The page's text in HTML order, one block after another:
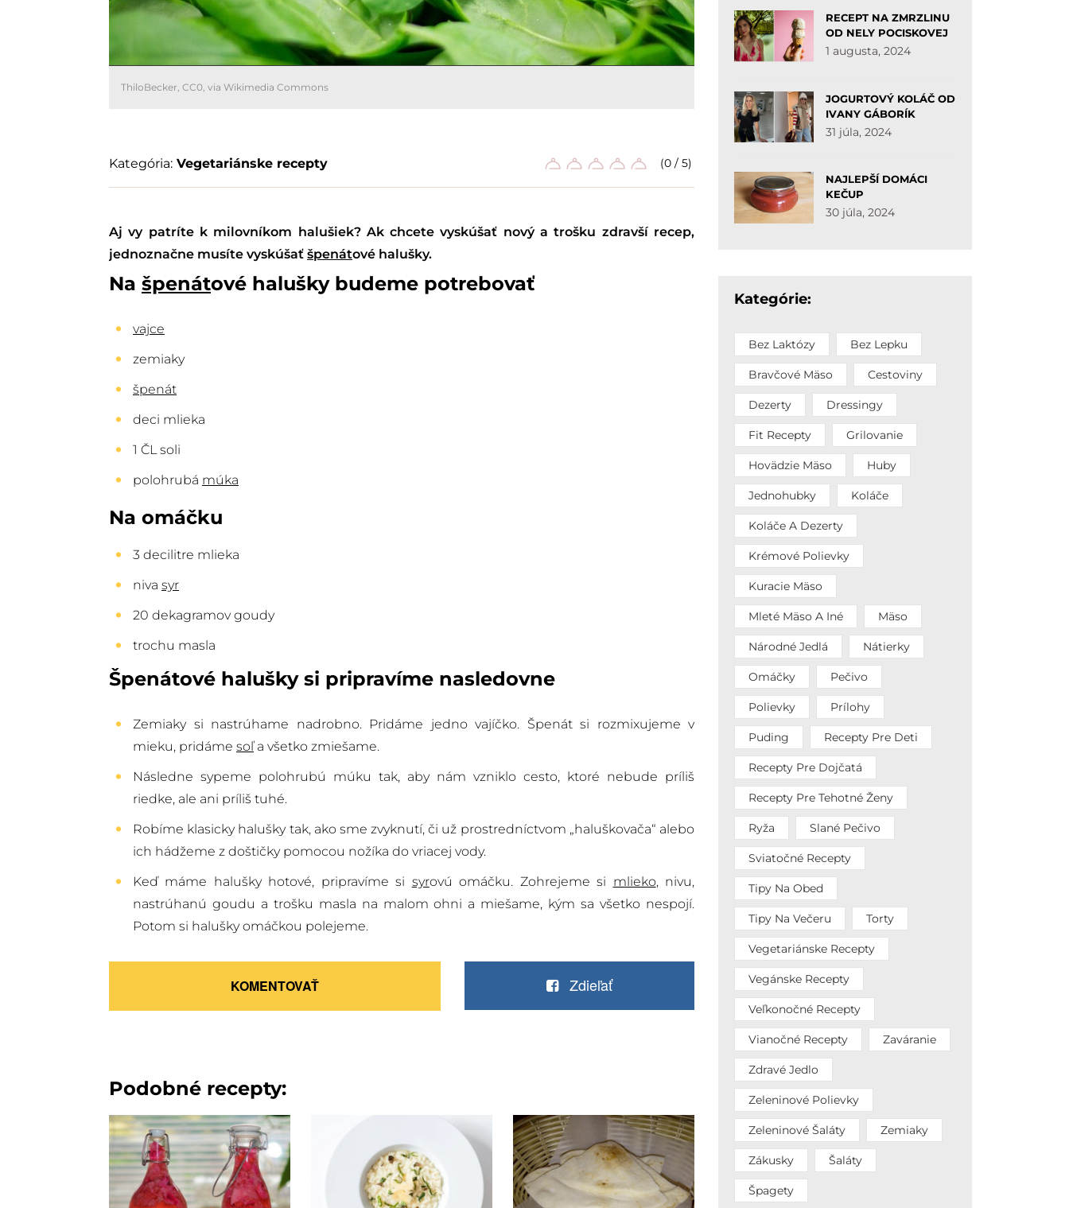
ThiloBecker, CC0, via Wikimedia Commons
(0 / 5)
Kategória: Vegetariánske recepty
Aj vy patríte k milovníkom halušiek? Ak chcete vyskúšať nový a trošku zdravší recep,
jednoznačne musíte vyskúšať špenátové halušky.
Na špenátové halušky budeme potrebovať
vajce
zemiaky
špenát
deci mlieka
1 ČL soli
polohrubá múka
Na omáčku
3 decilitre mlieka
niva syr
20 dekagramov goudy
trochu masla
Špenátové halušky si pripravíme nasledovne
Zemiaky si nastrúhame nadrobno. Pridáme jedno vajíčko. Špenát si rozmixujeme v
mieku, pridáme soľ a všetko zmiešame.
Následne sypeme polohrubú múku tak, aby nám vzniklo cesto, ktoré nebude príliš
riedke, ale ani príliš tuhé.
Robíme klasicky halušky tak, ako sme zvyknutí, či už prostredníctvom „haluškovača“ alebo
ich hádžeme z doštičky pomocou nožíka do vriacej vody.
Keď máme halušky hotové, pripravíme si syrovú omáčku. Zohrejeme si mlieko, nivu,
nastrúhanú goudu a trošku masla na malom ohni a miešame, kým sa všetko nespojí.
Potom si halušky omáčkou polejeme.
KOMENTOVAŤ Zdieľať
Podobné recepty:
RECEPT NA ZMRZLINU
OD NELY POCISKOVEJ
1 augusta, 2024
JOGURTOVÝ KOLÁČ OD
IVANY GÁBORÍK
31 júla, 2024
NAJLEPŠÍ DOMÁCI
KEČUP
30 júla, 2024
Kategórie:
Bez Laktózy Bez Lepku
Bravčové Mäso Cestoviny
Dezerty Dressingy
Fit Recepty Grilovanie
Hovädzie Mäso Huby
Jednohubky Koláče
Koláče A Dezerty
Krémové Polievky
Kuracie Mäso
Mleté Mäso A Iné Mäso
Národné Jedlá Nátierky
Omáčky Pečivo
Polievky Prílohy
Puding Recepty Pre Deti
Recepty Pre Dojčatá
Recepty Pre Tehotné Ženy
Ryža Slané Pečivo
Sviatočné Recepty
Tipy Na Obed
Tipy Na Večeru Torty
Vegetariánske Recepty
Vegánske Recepty
Veľkonočné Recepty
Vianočné Recepty Zaváranie
Zdravé Jedlo
Zeleninové Polievky
Zeleninové Šaláty Zemiaky
Zákusky Šaláty
Špagety